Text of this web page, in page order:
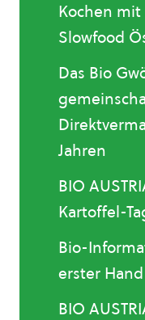
Kochen
Slowfood
Das Bio
Jahren
BIO
Kartoffel-
Bio-
erster
BIO